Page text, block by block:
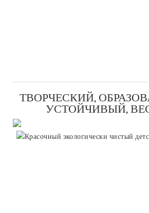
ТВОРЧЕСКИЙ,
УСТОЙЧИВЫЙ,